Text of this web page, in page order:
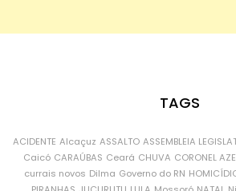
TAGS
ACIDENTE Alcaçuz ASSALTO ASSEMBLEIA
Caicó CARAÚBAS Ceará CHUVA CORONEL
currais novos Dilma Governo do RN